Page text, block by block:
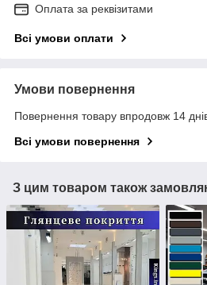
Оплата за реквізитами
Всі умови оплати
Умови повернення
Повернення товару впродовж 14
Всі умови повернення
З цим товаром також